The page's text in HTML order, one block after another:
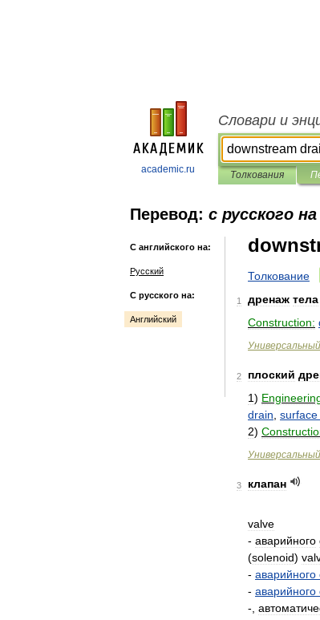
academic.ru
Словари и
Толкования
Перевод: с русского
С английского на:
Русский
С русского на:
Английский
Толкование
1 дренаж тела
Construction:
Универсальный
2 плоский
1)
drain surface
2)
Универсальный
3 клапан
valve
- аварийного
(solenoid)
- аварийного
- аварийного
-,